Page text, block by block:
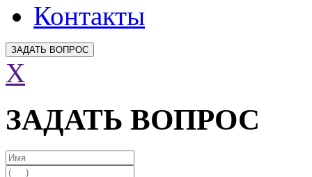
Контакты
ЗАДАТЬ ВОПРОС
X
ЗАДАТЬ ВОПРОС